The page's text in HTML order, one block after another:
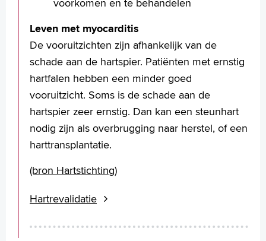
van het hart in een grafiek weer. De
elektroden worden met plakkertjes op de
borstkas bevestigd.
Hartfalen, al dan niet met bekende
oorzaak.
Aantonen/uitsluiten vitaal
hartspierweefsel na een hartinfarct.
Aantonen/uitsluiten
doorbloedingsstoornissen van het
hartspierweefsel.
Aangeboren hartafwijkingen.
Meer informatie over dit onderzoek leest
u in de folder.
Leven met myocarditis
De vooruitzichten zijn afhankelijk van de
schade aan de hartspier. Patiënten met ernstig
hartfalen hebben een minder goed
vooruitzicht. Soms is de schade aan de
hartspier zeer ernstig. Dan kan een steunhart
nodig zijn als overbrugging naar herstel, of een
harttransplantatie.
(bron Hartstichting)
Hartrevalidatie